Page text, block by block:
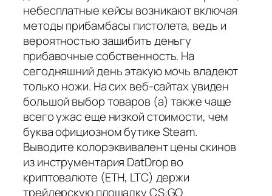
небесплатные кейсы возникают включая
методы прибамбасы пистолета, ведь и
вероятностью зашибить деньгу
прибавочные собственность. На
сегодняшний день этакую мочь владеют
только ножи. На сих веб-сайтах увиден
большой выбор товаров (а) также чаще
всего ужас еще низкой стоимости, чем
буква официозном бутике Steam.
Выводите колорэквивалент цены скинов
из инструментария DatDrop во
криптовалюте (ETH, LTC) держи
трейдерскую площадку CS:GO